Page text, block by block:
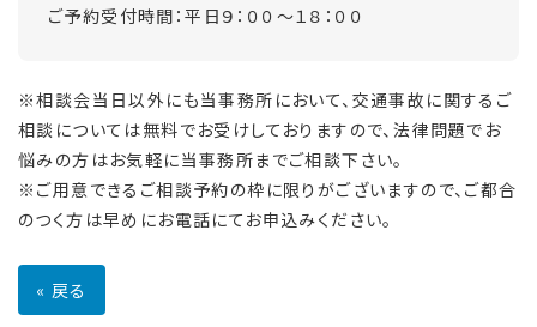
ご予約受付時間：平日９：００～１８：００
※相談会当日以外にも当事務所において、交通事故に関するご
相談については無料でお受けしておりますので、法律問題でお
悩みの方はお気軽に当事務所までご相談下さい。
※ご用意できるご相談予約の枠に限りがございますので、ご都合
のつく方は早めにお電話にてお申込みください。
« 戻る